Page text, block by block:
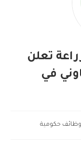
تعلن
في
وظائف حكومية